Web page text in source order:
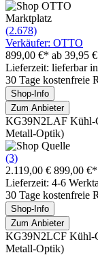
Marktplatz
(2.678)
Verkäufer: OTTO
899,00 €* ab 39,95
Lieferzeit: lieferbar
30 Tage kostenfreie
Shop-Info
Zum Anbieter
KG39N2LAF Kühl-
Metall-Optik)
(3)
2.119,00 € 899,00 €*
Lieferzeit: 4-6
30 Tage kostenfreie
Shop-Info
Zum Anbieter
KG39N2LCF Kühl-
Metall-Optik)